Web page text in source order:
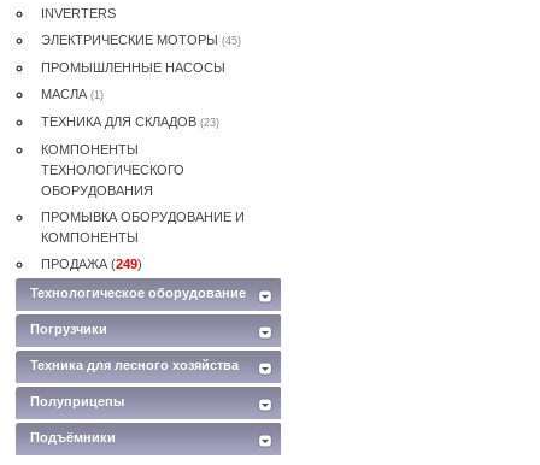
INVERTERS
ЭЛЕКТРИЧЕСКИE МОТОРЫ (45)
ПРОМЫШЛЕННЫЕ НАСОСЫ
MАСЛА (1)
ТЕХНИКА ДЛЯ СКЛАДОВ (23)
КОМПОНЕНТЫ
ТЕХНОЛОГИЧЕСКОГО
ОБОРУДОВАНИЯ
ПРОМЫВКА ОБОРУДОВАНИЕ И
КОМПОНЕНТЫ
ПРОДАЖА (249)
Технологическое оборудование
Погрузчики
Техника для лесного хозяйства
Полуприцепы
Подъёмники